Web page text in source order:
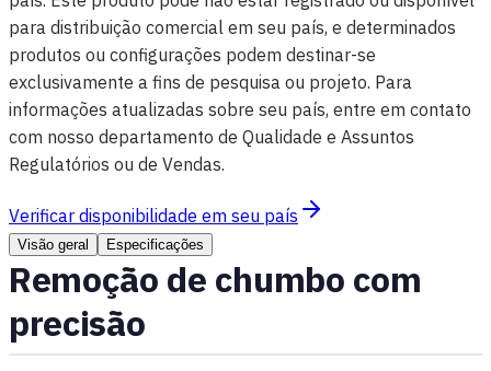
para distribuição comercial em seu país, e determinados
produtos ou configurações podem destinar-se
exclusivamente a fins de pesquisa ou projeto. Para
informações atualizadas sobre seu país, entre em contato
com nosso departamento de Qualidade e Assuntos
Regulatórios ou de Vendas.
Verificar disponibilidade em seu país
Visão geral Especificações
Remoção de chumbo com
precisão